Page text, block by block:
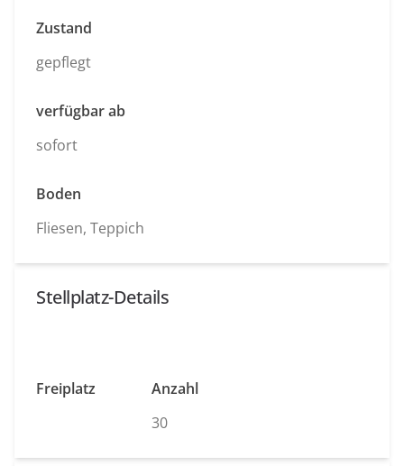
Zustand
gepflegt
verfügbar ab
sofort
Boden
Fliesen, Teppich
Stellplatz-Details
Freiplatz
Anzahl
30